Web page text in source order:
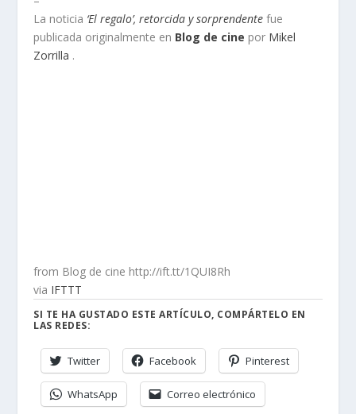
La noticia ‘El regalo’, retorcida y sorprendentefue
publicada originalmente en Blog de cine por Mikel
Zorrilla .
from Blog de cine http://ift.tt/1QUI8Rh
via IFTTT
SI TE HA GUSTADO ESTE ARTÍCULO, COMPÁRTELO EN
LAS REDES:
Twitter Facebook Pinterest
WhatsApp Correo electrónico